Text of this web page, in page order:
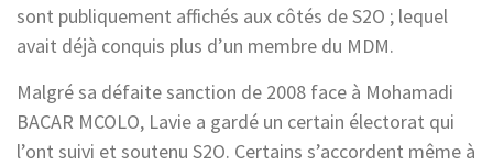
sont publiquement affichés aux côtés de S2O ; lequel
avait déjà conquis plus d’un membre du MDM.
Malgré sa défaite sanction de 2008 face à Mohamadi
BACAR MCOLO, Lavie a gardé un certain électorat qui
l’ont suivi et soutenu S2O. Certains s’accordent même à